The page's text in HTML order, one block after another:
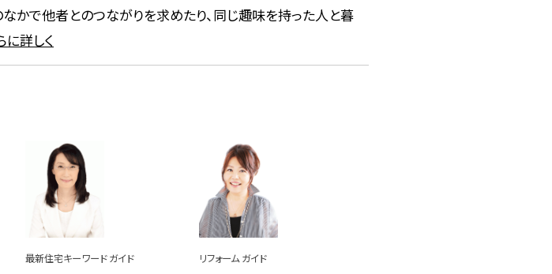
かで他者とのつながりを求めたり、同じ趣味を持った人と暮
に詳しく
最新住宅キーワード ガイド リフォーム ガイド